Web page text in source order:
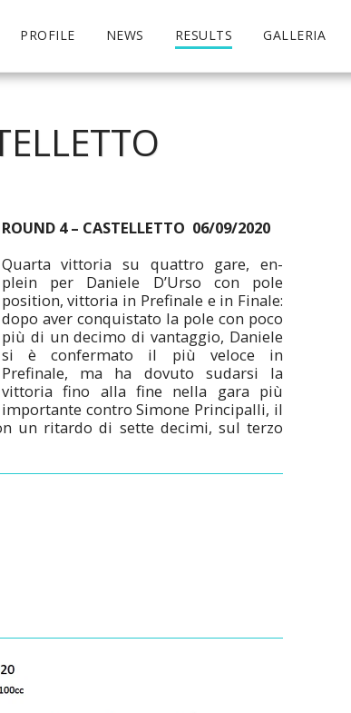
PROFILE NEWS RESULTS GALLERIA
ROUND 4 – CASTELLETTO 06/09/2020
Quarta vittoria su quattro gare, en-
plein per Daniele D’Urso con pole
position, vittoria in Prefinale e in Finale:
dopo aver conquistato la pole con poco
più di un decimo di vantaggio, Daniele
si è confermato il più veloce in
Prefinale, ma ha dovuto sudarsi la
vittoria fino alla fine nella gara più
importante contro Simone Principalli, il
un ritardo di sette decimi, sul terzo